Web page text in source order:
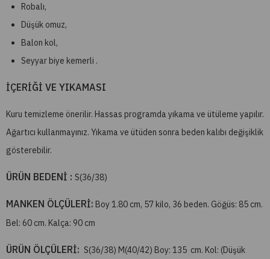
Robalı,
Düşük omuz,
Balon kol,
Seyyar biye kemerli .
İÇERİĞİ VE YIKAMASI
Kuru temizleme önerilir. Hassas programda yıkama ve ütüleme yapılır.
Ağartıcı kullanmayınız. Yıkama ve ütüden sonra beden kalıbı değişiklik
gösterebilir.
ÜRÜN BEDENİ : S(36/38)
MANKEN ÖLÇÜLERİ: Boy 1.80 cm, 57 kilo, 36 beden. Göğüs: 85 cm.
Bel: 60 cm. Kalça: 90 cm
ÜRÜN ÖLÇÜLERİ: S(36/38) M(40/42) Boy: 135 cm. Kol: (Düşük